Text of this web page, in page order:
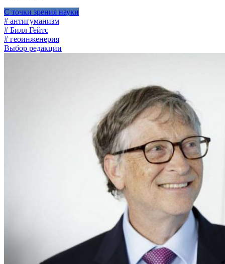
С точки зрения науки
# антигуманизм
# Билл Гейтс
# геоинженерия
Выбор редакции